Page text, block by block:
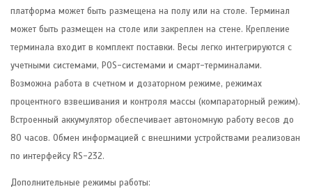
платформа может быть размещена на полу или на столе. Терминал
может быть размещен на столе или закреплен на стене. Крепление
терминала входит в комплект поставки. Весы легко интегрируются с
учетными системами, POS-системами и смарт-терминалами.
Возможна работа в счетном и дозаторном режиме, режимах
процентного взвешивания и контроля массы (компараторный режим).
Встроенный аккумулятор обеспечивает автономную работу весов до
80 часов. Обмен информацией с внешними устройствами реализован
по интерфейсу RS-232.
Дополнительные режимы работы: